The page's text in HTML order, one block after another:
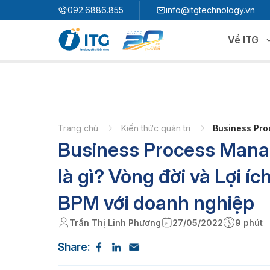
092.6886.855 info@itgtechnology.vn
Về ITG
Giải pháp quản trị hoạch định nguồn lực
3S i​FACTORY
Giải pháp nhà máy thông minh
3S WMS
3S MES
3S QMS
3S MMS
3S EMS
3S F-INSIGHT
Trang chủ Kiến thức quản trị Business
Business Process
là gì? Vòng đời và Lợi
BPM với doanh nghiệp
Trần Thị Linh Phương 27/05/2022 9 phút
Share: